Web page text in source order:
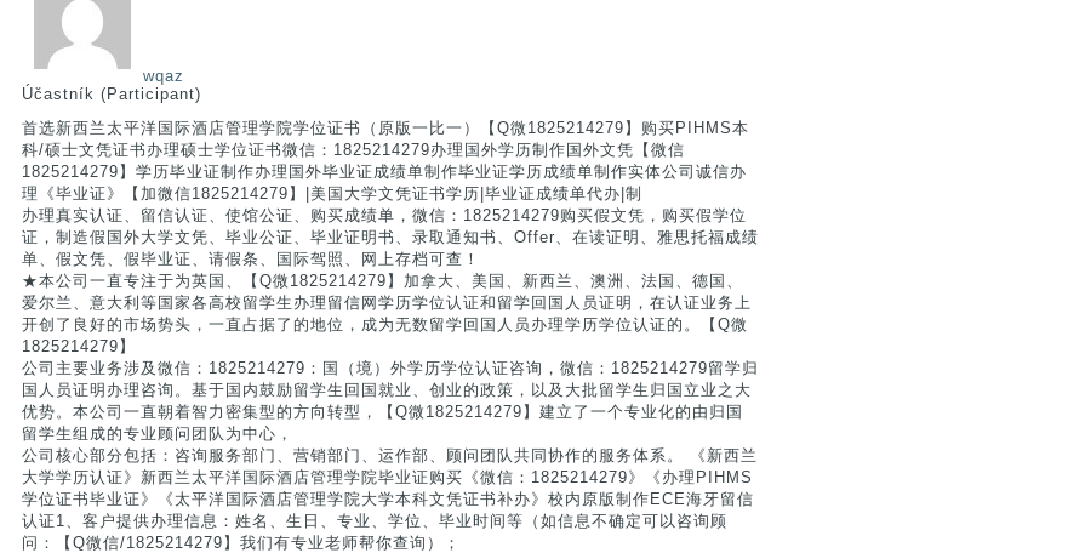
wqaz
Účastník (Participant)
首选新西兰太平洋国际酒店管理学院学位证书（原版一比一）【Q微1825214279】购买PIHMS本
科/硕士文凭证书办理硕士学位证书微信：1825214279办理国外学历制作国外文凭【微信
1825214279】学历毕业证制作办理国外毕业证成绩单制作毕业证学历成绩单制作实体公司诚信办
理《毕业证》【加微信1825214279】|美国大学文凭证书学历|毕业证成绩单代办|制
办理真实认证、留信认证、使馆公证、购买成绩单，微信：1825214279购买假文凭，购买假学位
证，制造假国外大学文凭、毕业公证、毕业证明书、录取通知书、Offer、在读证明、雅思托福成绩
单、假文凭、假毕业证、请假条、国际驾照、网上存档可查！
★本公司一直专注于为英国、【Q微1825214279】加拿大、美国、新西兰、澳洲、法国、德国、
爱尔兰、意大利等国家各高校留学生办理留信网学历学位认证和留学回国人员证明，在认证业务上
开创了良好的市场势头，一直占据了的地位，成为无数留学回国人员办理学历学位认证的。【Q微
1825214279】
公司主要业务涉及微信：1825214279：国（境）外学历学位认证咨询，微信：1825214279留学归
国人员证明办理咨询。基于国内鼓励留学生回国就业、创业的政策，以及大批留学生归国立业之大
优势。本公司一直朝着智力密集型的方向转型，【Q微1825214279】建立了一个专业化的由归国
留学生组成的专业顾问团队为中心，
公司核心部分包括：咨询服务部门、营销部门、运作部、顾问团队共同协作的服务体系。 《新西兰
大学学历认证》新西兰太平洋国际酒店管理学院毕业证购买《微信：1825214279》《办理PIHMS
学位证书毕业证》《太平洋国际酒店管理学院大学本科文凭证书补办》校内原版制作ECE海牙留信
认证1、客户提供办理信息：姓名、生日、专业、学位、毕业时间等（如信息不确定可以咨询顾
问：【Q微信/1825214279】我们有专业老师帮你查询）；